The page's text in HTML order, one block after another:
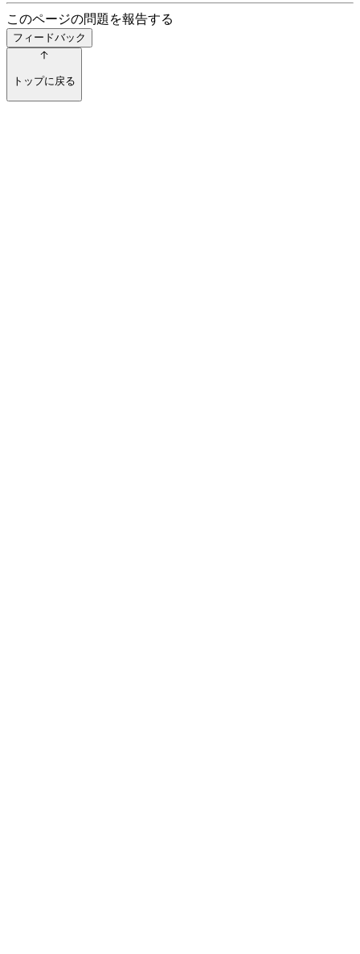
このページの問題を報告する
フィードバック
トップに戻る